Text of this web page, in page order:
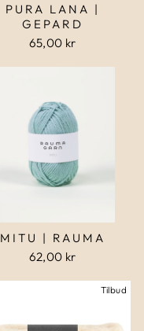
PURA LANA |
GEPARD
65,00 kr
MITU | RAUMA
62,00 kr
Tilbud